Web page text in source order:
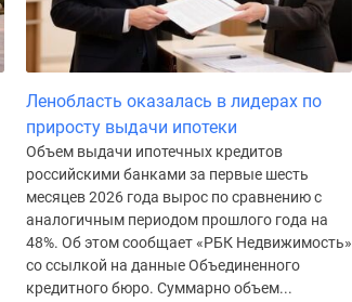
Ленобласть оказалась в лидерах по
приросту выдачи ипотеки
Объем выдачи ипотечных кредитов
российскими банками за первые шесть
месяцев 2026 года вырос по сравнению с
аналогичным периодом прошлого года на
48%. Об этом сообщает «РБК Недвижимость»
со ссылкой на данные Объединенного
кредитного бюро. Суммарно объем...